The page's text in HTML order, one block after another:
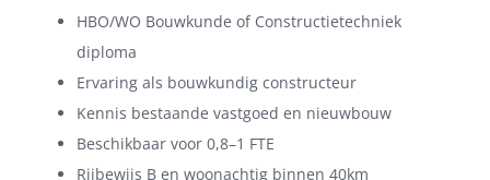
HBO/WO Bouwkunde of Constructietechniek
diploma
Ervaring als bouwkundig constructeur
Kennis bestaande vastgoed en nieuwbouw
Beschikbaar voor 0,8–1 FTE
Rijbewijs B en woonachtig binnen 40km